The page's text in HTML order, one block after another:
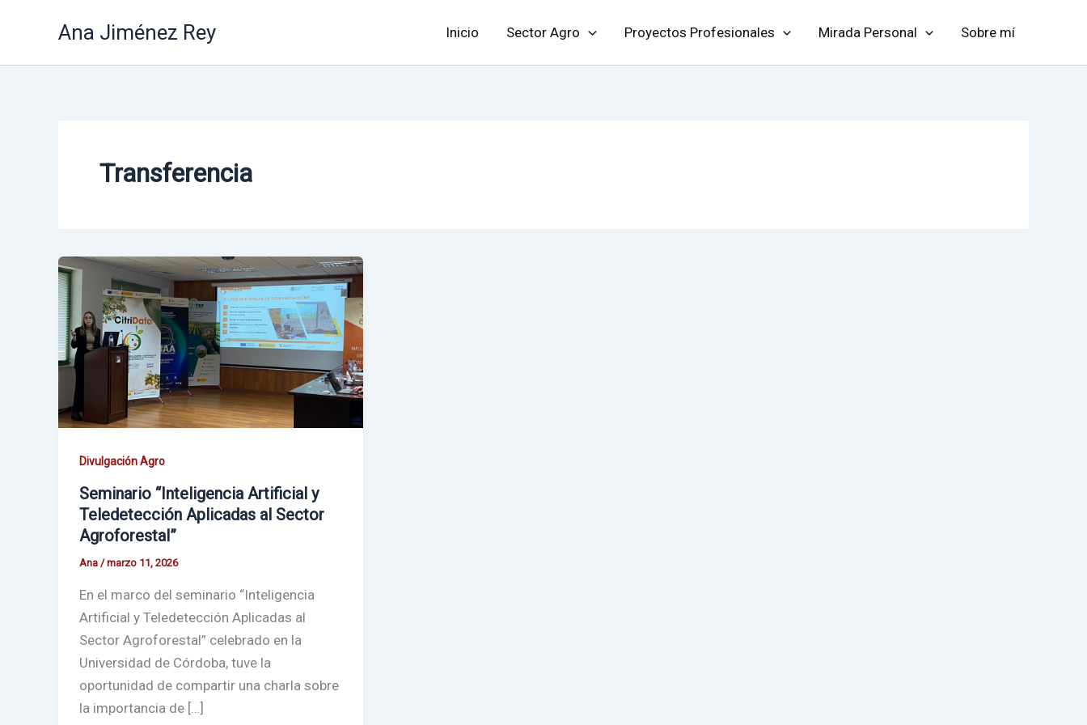
Ana Jiménez Rey Inicio Sector Agro Proyectos Profesionales Mirada Personal Sobre mí
Transferencia
Divulgación Agro
Seminario “Inteligencia Artificial y
Teledetección Aplicadas al Sector
Agroforestal”
Ana /marzo 11, 2026
En el marco del seminario “Inteligencia
Artificial y Teledetección Aplicadas al
Sector Agroforestal” celebrado en la
Universidad de Córdoba, tuve la
oportunidad de compartir una charla sobre
la importancia de […]